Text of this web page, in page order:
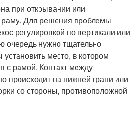
при открывании или
раму. Для решения проблемы
регулировкой по вертикали или
очередь нужно тщательно
установить место, в котором
с рамой. Контакт между
происходит на нижней грани или
со стороны, противоположной